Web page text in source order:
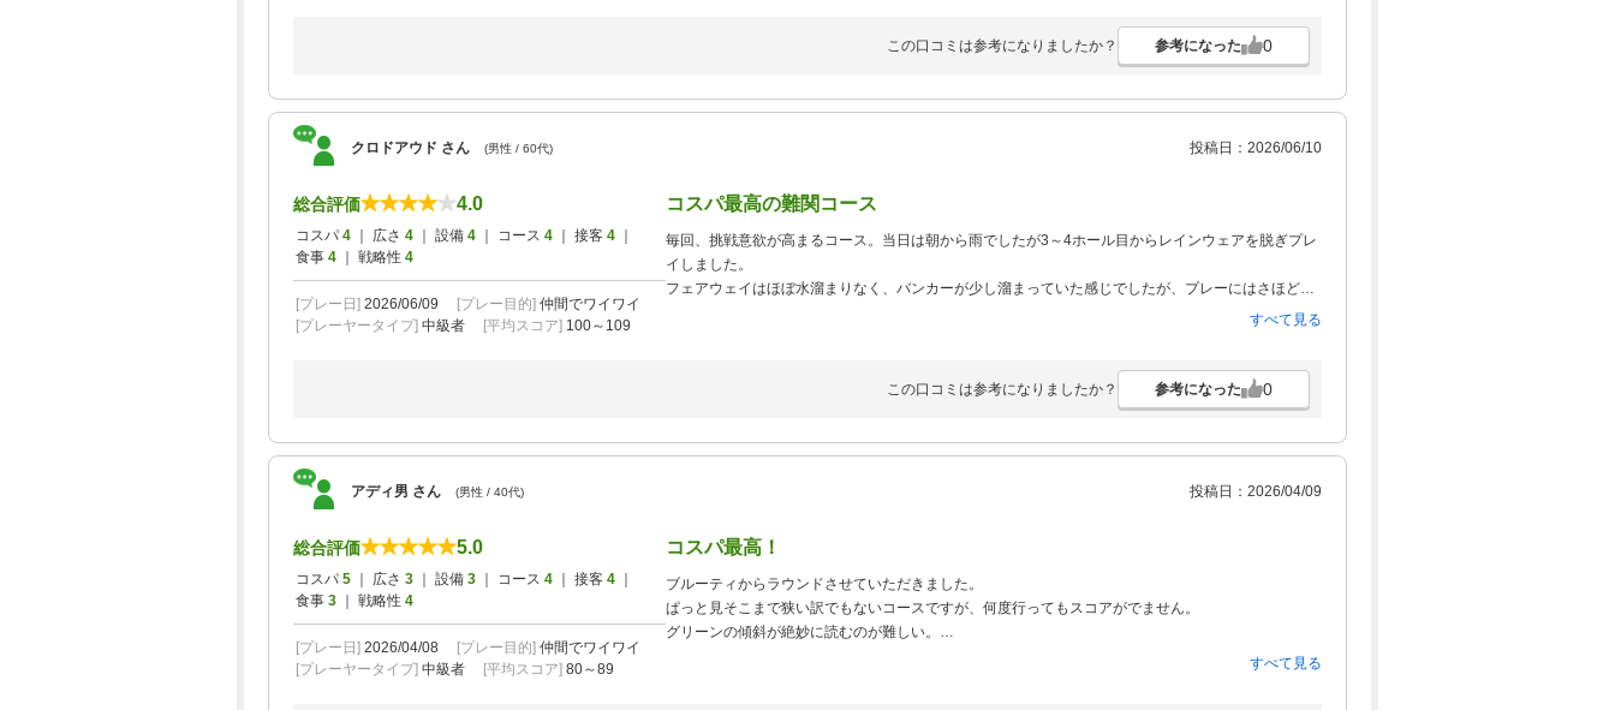
この口コミは参考になりましたか？ 参考になった 0
クロドアウド さん (男性 / 60代) 投稿日：2026/06/10
総合評価 4.0
コスパ 4 ｜ 広さ 4 ｜ 設備 4 ｜ コース 4 ｜ 接客 4
食事 4 ｜ 戦略性 4
[プレー日] 2026/06/09 [プレー目的] 仲間でワイワイ
[プレーヤータイプ] 中級者 [平均スコア] 100～109
コスパ最高の難関コース
毎回、挑戦意欲が高まるコース。当日は朝から雨でしたが3～4ホール目からレインウェアを脱ぎプレ
イしました。
フェアウェイはほぼ水溜まりなく、バンカーが少し溜まっていた感じでしたが、プレーにはさほど影
インターから少し遠いですがコスパ最高の難しいコースなのでまた来ます。
すべて見る
この口コミは参考になりましたか？ 参考になった 0
アディ男 さん (男性 / 40代) 投稿日：2026/04/09
総合評価 5.0
コスパ 5 ｜ 広さ 3 ｜ 設備 3 ｜ コース 4 ｜ 接客 4
食事 3 ｜ 戦略性 4
[プレー日] 2026/04/08 [プレー目的] 仲間でワイワイ
[プレーヤータイプ] 中級者 [平均スコア] 80～89
コスパ最高！
ブルーティからラウンドさせていただきました。
ぱっと見そこまで狭い訳でもないコースですが、何度行ってもスコアがでません。
グリーンの傾斜が絶妙に読むのが難しい。
すべて見る